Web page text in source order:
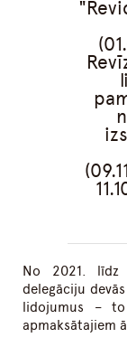
No 2021. līdz
delegāciju
lidojumus –
apmaksātajiem